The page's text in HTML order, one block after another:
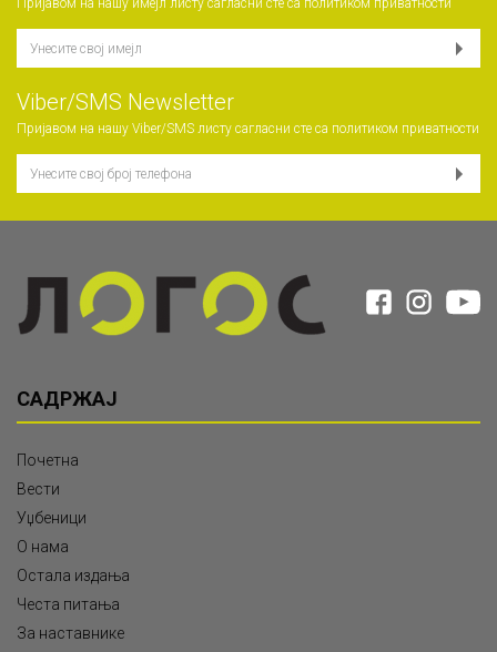
Пријавом на нашу имејл листу сагласни сте са политиком приватности
Viber/SMS Newsletter
Пријавом на нашу Viber/SMS листу сагласни сте са политиком приватности
САДРЖАЈ
Почетна
Вести
Уџбеници
О нама
Остала издања
Честа питања
За наставнике